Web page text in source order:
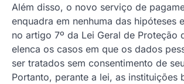
Além disso, o novo serviço de
enquadra em nenhuma das hipóteses
no artigo 7º da Lei Geral de Proteção
elenca os casos em que os dados
ser tratados sem consentimento de
Portanto, perante a lei, as instituições